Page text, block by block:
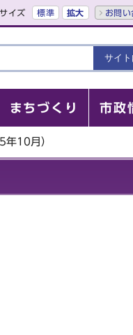
イズ 標準 拡大 お問い
まちづくり 市政
年10月）